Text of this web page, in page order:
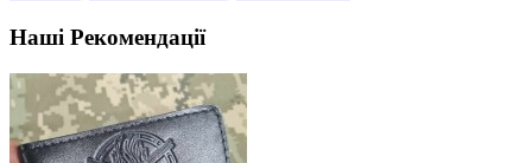
Наші Рекомендації